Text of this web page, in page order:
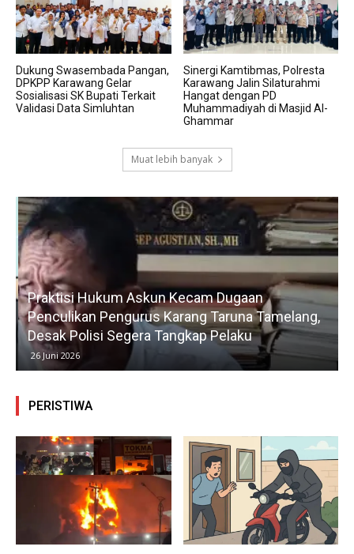
Dukung Swasembada Pangan,
DPKPP Karawang Gelar
Sosialisasi SK Bupati Terkait
Validasi Data Simluhtan
Sinergi Kamtibmas, Polresta
Karawang Jalin Silaturahmi
Hangat dengan PD
Muhammadiyah di Masjid Al-
Ghammar
Muat lebih banyak
Praktisi Hukum Askun Kecam Dugaan
Penculikan Pengurus Karang Taruna Tamelang,
Desak Polisi Segera Tangkap Pelaku
26 Juni 2026
PERISTIWA